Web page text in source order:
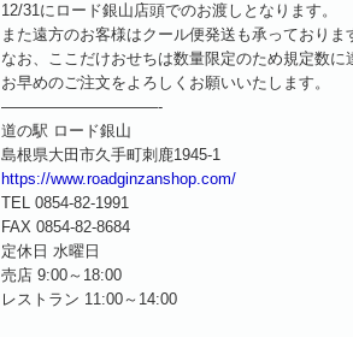
12/31にロード銀山店頭でのお渡しとなります。
また遠方のお客様はクール便発送も承っておりま
なお、ここだけおせちは数量限定のため規定数
お早めのご注文をよろしくお願いいたします。
——————————-
道の駅 ロード銀山
島根県大田市久手町刺鹿1945-1
https://www.roadginzanshop.com/
TEL 0854-82-1991
FAX 0854-82-8684
定休日 水曜日
売店 9:00～18:00
レストラン 11:00～14:00